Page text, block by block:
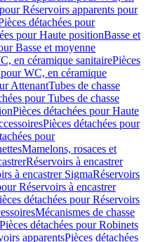
Réservoirs apparents pour
détachées pour
pour Haute positionBasse et
Basse et moyenne
en céramique sanitairePièces
WC, en céramique
AttenantTubes de chasse
pour Tubes de chasse
Pièces détachées pour Haute
Pièces détachées pour
pour
Mamelons, rosaces et
Réservoirs à encastrer
à encastrer SigmaRéservoirs
Réservoirs à encastrer
détachées pour Réservoirs
Mécanismes de chasse
Pièces détachées pour Robinets
apparentsPièces détachées